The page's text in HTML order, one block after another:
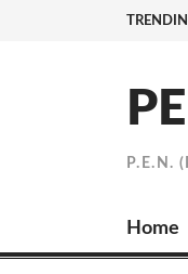
P.E.N.
Home